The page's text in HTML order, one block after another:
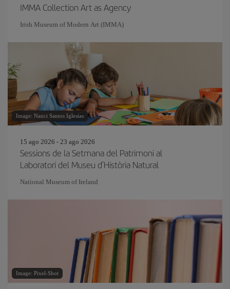
IMMA Collection Art as Agency
Irish Museum of Modern Art (IMMA)
Image: Nanci Santos Iglesias
15 ago 2026 - 23 ago 2026
Sessions de la Setmana del Patrimoni al
Laboratori del Museu d'Història Natural
National Museum of Ireland
Image: Pixel-Shot